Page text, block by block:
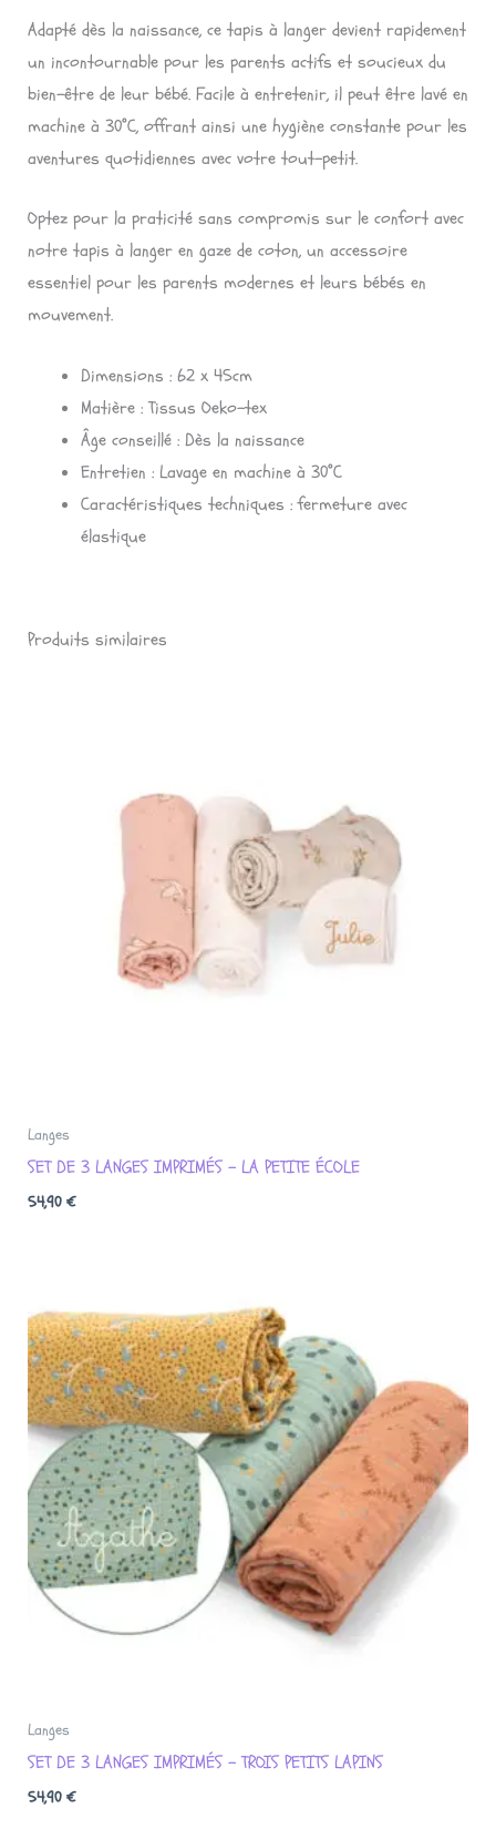
Adapté dès la naissance, ce tapis à langer devient rapidement
un incontournable pour les parents actifs et soucieux du
bien-être de leur bébé. Facile à entretenir, il peut être lavé en
machine à 30°C, offrant ainsi une hygiène constante pour les
aventures quotidiennes avec votre tout-petit.
Optez pour la praticité sans compromis sur le confort avec
notre tapis à langer en gaze de coton, un accessoire
essentiel pour les parents modernes et leurs bébés en
mouvement.
Dimensions : 62 x 45cm
Matière : Tissus Oeko-tex
Âge conseillé : Dès la naissance
Entretien : Lavage en machine à 30°C
Caractéristiques techniques : fermeture avec
élastique
Produits similaires
Langes
SET DE 3 LANGES IMPRIMÉS – LA PETITE ÉCOLE
54,90 €
Langes
SET DE 3 LANGES IMPRIMÉS – TROIS PETITS LAPINS
54,90 €